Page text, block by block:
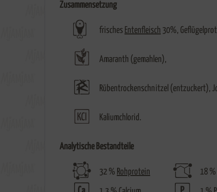
Zusammensetzung
frisches Entenfleisch 30%,
Amaranth (gemahlen),
Rübentrockenschnitzel (entzuckert),
Kaliumchlorid.
Analytische Bestandteile
32 % Rohprotein 18 %